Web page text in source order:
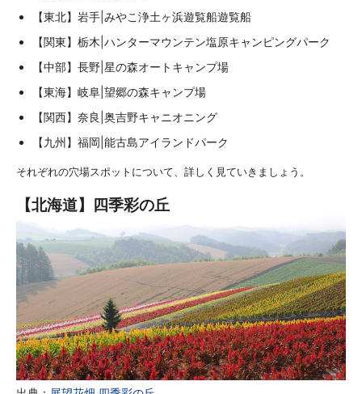
【東北】岩手|みやこ浄土ヶ浜遊覧船遊覧船
【関東】栃木|ハンターマウンテン塩原キャンピングパーク
【中部】長野|星の森オートキャンプ場
【東海】岐阜|望郷の森キャンプ場
【関西】奈良|奥吉野キャニオニング
【九州】福岡|能古島アイランドパーク
それぞれの穴場スポットについて、詳しく見ていきましょう。
【北海道】四季彩の丘